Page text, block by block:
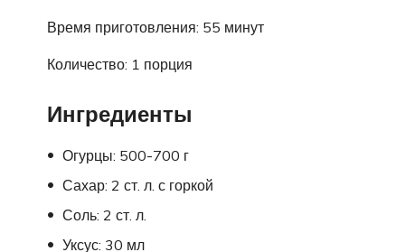
Время приготовления: 55 минут
Количество: 1 порция
Ингредиенты
Огурцы: 500-700 г
Сахар: 2 ст. л. с горкой
Соль: 2 ст. л.
Уксус: 30 мл